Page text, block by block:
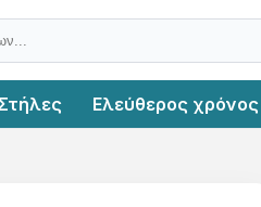
Ελεύθερος χρόνος